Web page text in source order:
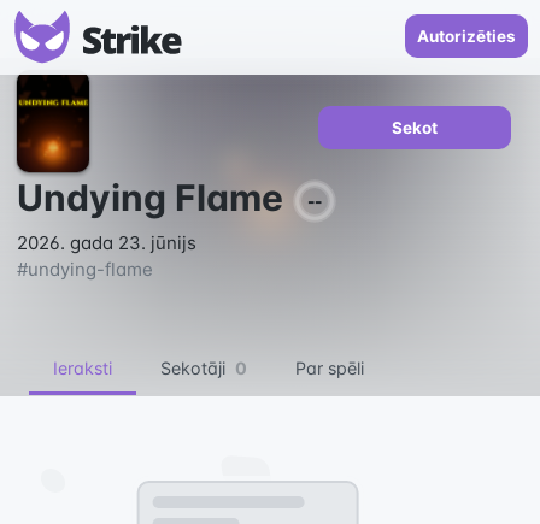
Autorizēties
Undying Flame --
2026. gada 23. jūnijs
#undying-flame
Sekot
Ieraksti Sekotāji 0 Par spēli